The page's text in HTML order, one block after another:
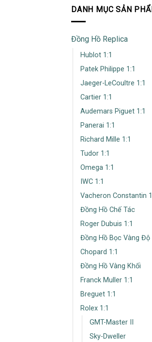
DANH MỤC SẢN
Đồng Hồ Replica
Hublot 1:1
Patek Philippe 1:1
Jaeger-LeCoultre 1:1
Cartier 1:1
Audemars Piguet 1:1
Panerai 1:1
Richard Mille 1:1
Tudor 1:1
Omega 1:1
IWC 1:1
Vacheron Constantin
Đồng Hồ Chế Tác
Roger Dubuis 1:1
Đồng Hồ Bọc Vàng Độ
Chopard 1:1
Đồng Hồ Vàng Khối
Franck Muller 1:1
Breguet 1:1
Rolex 1:1
GMT-Master II
Sky-Dweller